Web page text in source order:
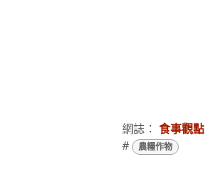
網誌： 食事觀點
#
農糧作物